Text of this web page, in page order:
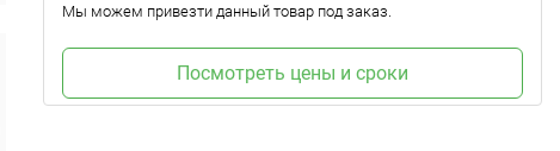
Мы можем привезти данный товар под заказ.
Посмотреть цены и сроки